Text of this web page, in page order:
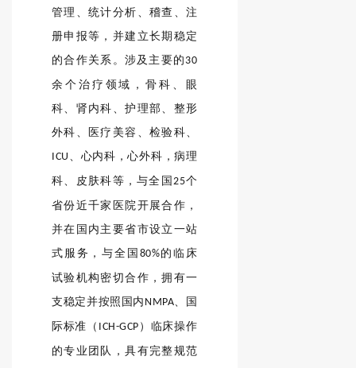
管理、统计分析、稽查、注
册申报等，并建立长期稳定
的合作关系。涉及主要的 30
余个治疗领域，骨科、眼
科、肾内科、护理部、整形
外科、医疗美容、检验科、
ICU 、心内科，心外科，病理
科、皮肤科等，与全国25个
省份近千家医院开展合作，
并在国内主要省市设立一站
式服务，与全国 80%的临床
试验机构密切合作，拥有一
支稳定并按照国内 NMPA、国
际标准（ ICH-GCP ）临床操作
的专业团队，具有完整规范